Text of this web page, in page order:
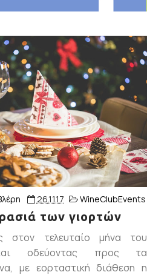
26.11.17 WineClubEvents
των γιορτών
στον τελευταίο μήνα του
οδεύοντας προς τα
με εορταστική διάθεση η